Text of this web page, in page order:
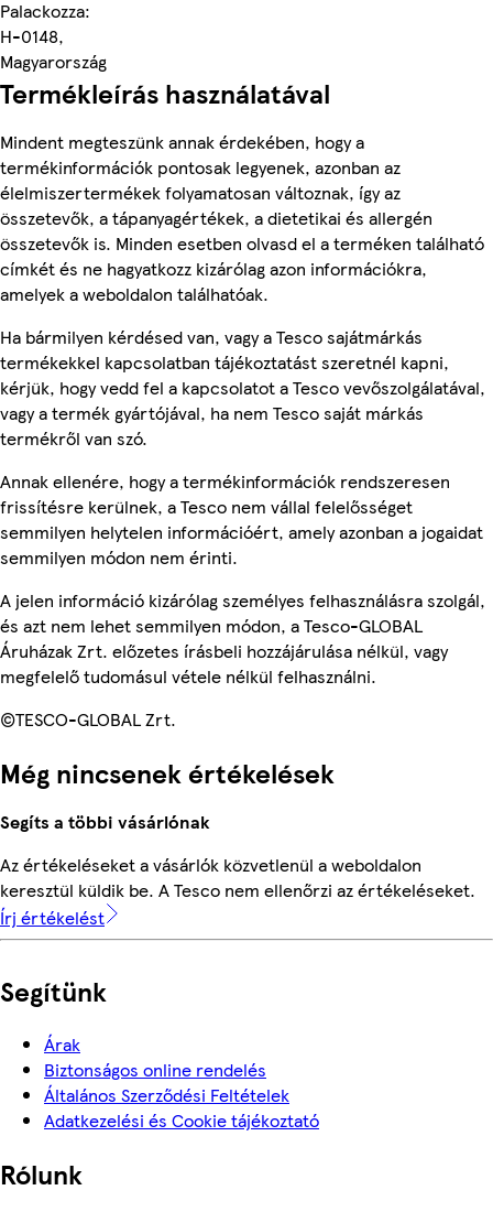
Palackozza:
H-0148,
Magyarország
Termékleírás használatával
Mindent megteszünk annak érdekében, hogy a
termékinformációk pontosak legyenek, azonban az
élelmiszertermékek folyamatosan változnak, így az
összetevők, a tápanyagértékek, a dietetikai és allergén
összetevők is. Minden esetben olvasd el a terméken található
címkét és ne hagyatkozz kizárólag azon információkra,
amelyek a weboldalon találhatóak.
Ha bármilyen kérdésed van, vagy a Tesco sajátmárkás
termékekkel kapcsolatban tájékoztatást szeretnél kapni,
kérjük, hogy vedd fel a kapcsolatot a Tesco vevőszolgálatával,
vagy a termék gyártójával, ha nem Tesco saját márkás
termékről van szó.
Annak ellenére, hogy a termékinformációk rendszeresen
frissítésre kerülnek, a Tesco nem vállal felelősséget
semmilyen helytelen információért, amely azonban a jogaidat
semmilyen módon nem érinti.
A jelen információ kizárólag személyes felhasználásra szolgál,
és azt nem lehet semmilyen módon, a Tesco-GLOBAL
Áruházak Zrt. előzetes írásbeli hozzájárulása nélkül, vagy
megfelelő tudomásul vétele nélkül felhasználni.
©TESCO-GLOBAL Zrt.
Még nincsenek értékelések
Segíts a többi vásárlónak
Az értékeléseket a vásárlók közvetlenül a weboldalon
keresztül küldik be. A Tesco nem ellenőrzi az értékeléseket.
Írj értékelést
Segítünk
Árak
Biztonságos online rendelés
Általános Szerződési Feltételek
Adatkezelési és Cookie tájékoztató
Rólunk